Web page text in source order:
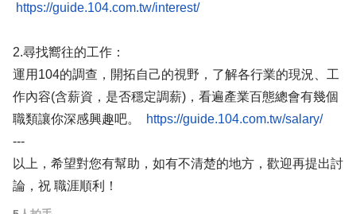
https://guide.104.com.tw/interest/
2.尋找嚮往的工作：
運用104的調查，開拓自己的視野，了解各行業的現況、工
作內容(含薪資，是否穩定調薪)，看遍產業百態總會有幾個
職類讓你深感興趣吧。
https://guide.104.com.tw/salary/
---
以上，希望對您有幫助，如有不清楚的地方，歡迎再提出討
論，祝 職涯順利！